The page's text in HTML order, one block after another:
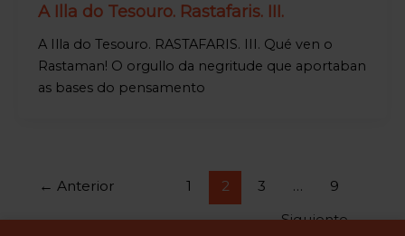
A Illa do Tesouro. Rastafaris. III.
A Illa do Tesouro. RASTAFARIS. III. Qué ven o
Rastaman! O orgullo da negritude que aportaban
as bases do pensamento
← Anterior 1 2 3 …
9
Siguiente→